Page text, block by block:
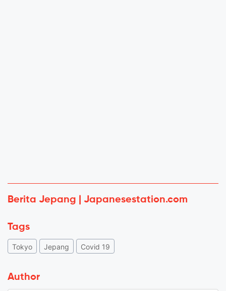
Berita Jepang | Japanesestation.com
Tags
Tokyo Jepang Covid 19
Author